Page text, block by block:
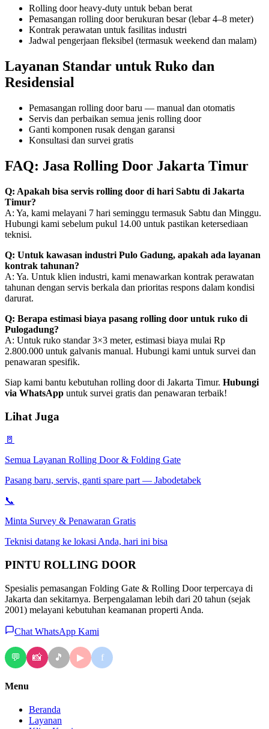
Rolling door heavy-duty untuk beban berat
Pemasangan rolling door berukuran besar (lebar 4–8 meter)
Kontrak perawatan untuk fasilitas industri
Jadwal pengerjaan fleksibel (termasuk weekend dan malam)
Layanan Standar untuk Ruko dan
Residensial
Pemasangan rolling door baru — manual dan otomatis
Servis dan perbaikan semua jenis rolling door
Ganti komponen rusak dengan garansi
Konsultasi dan survei gratis
FAQ: Jasa Rolling Door Jakarta Timur
Q: Apakah bisa servis rolling door di hari Sabtu di Jakarta
Timur?
A: Ya, kami melayani 7 hari seminggu termasuk Sabtu dan Minggu.
Hubungi kami sebelum pukul 14.00 untuk pastikan ketersediaan
teknisi.
Q: Untuk kawasan industri Pulo Gadung, apakah ada layanan
kontrak tahunan?
A: Ya. Untuk klien industri, kami menawarkan kontrak perawatan
tahunan dengan servis berkala dan prioritas respons dalam kondisi
darurat.
Q: Berapa estimasi biaya pasang rolling door untuk ruko di
Pulogadung?
A: Untuk ruko standar 3×3 meter, estimasi biaya mulai Rp
2.800.000 untuk galvanis manual. Hubungi kami untuk survei dan
penawaran spesifik.
Siap kami bantu kebutuhan rolling door di Jakarta Timur. Hubungi
via WhatsApp untuk survei gratis dan penawaran terbaik!
Lihat Juga
🚪
Semua Layanan Rolling Door & Folding Gate
Pasang baru, servis, ganti spare part — Jabodetabek
📞
Minta Survey & Penawaran Gratis
Teknisi datang ke lokasi Anda, hari ini bisa
PINTU ROLLING DOOR
Spesialis pemasangan Folding Gate & Rolling Door terpercaya di
Jakarta dan sekitarnya. Berpengalaman lebih dari 20 tahun (sejak
2001) melayani kebutuhan keamanan properti Anda.
Chat WhatsApp Kami
💬 📸 🎵 ▶ f
Menu
Beranda
Layanan